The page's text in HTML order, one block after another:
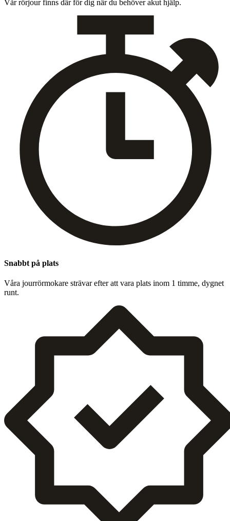
Vår rör­jour finns där för dig när du behöver akut hjälp.
Snabbt på plats
Våra jour­rörmokare strä­var efter att vara plats inom 1 timme, dygnet
runt.